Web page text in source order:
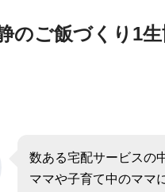
のご飯づくり1
数ある宅配サービスの
ママや子育て中のママ